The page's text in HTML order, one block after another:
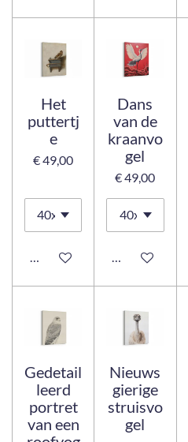
Het
puttertj
e
€ 49,00
In winkelwagen
Dans
van de
kraanvo
gel
€ 49,00
Bekijk details
Gedetail
leerd
portret
van een
Nieuws
gierige
struisvo
gel